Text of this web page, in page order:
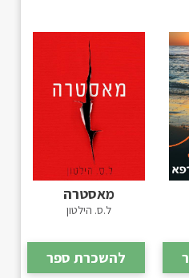
מאסטרה
ל.ס. הילטון
להשכרת ספר